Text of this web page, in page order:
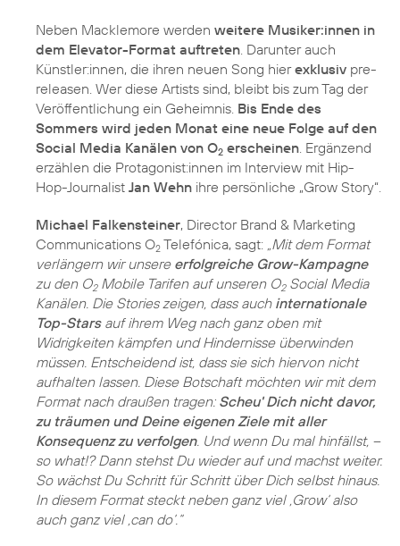
Neben Macklemore werden weitere Musiker:innen in
dem Elevator-Format auftreten . Darunter auch
Künstler:innen, die ihren neuen Song hierexklusiv pre-
releasen. Wer diese Artists sind, bleibt bis zum Tag der
Veröffentlichung ein Geheimnis. Bis Ende des
Sommers wird jeden Monat eine neue Folge auf den
Social Media Kanälen von O2 erscheinen . Ergänzend
erzählen die Protagonist:innen im Interview mit Hip-
Hop-Journalist Jan Wehn ihre persönliche „Grow Story“.
Michael Falkensteiner, Director Brand & Marketing
Communications O2 Telefónica, sagt: „Mit dem Format
verlängern wir unsere erfolgreiche Grow-Kampagne
zu den O2Mobile Tarifen auf unseren O2Social Media
Kanälen. Die Stories zeigen, dass auch internationale
Top-Starsauf ihrem Weg nach ganz oben mit
Widrigkeiten kämpfen und Hindernisse überwinden
müssen. Entscheidend ist, dass sie sich hiervon nicht
aufhalten lassen. Diese Botschaft möchten wir mit dem
Format nach draußen tragen: Scheu' Dich nicht davor,
zu träumen und Deine eigenen Ziele mit aller
Konsequenz zu verfolgen. Und wenn Du mal hinfällst, –
so what!? Dann stehst Du wieder auf und machst weiter.
So wächst Du Schritt für Schritt über Dich selbst hinaus.
In diesem Format steckt neben ganz viel ‚Grow‘ also
auch ganz viel ‚can do‘.“